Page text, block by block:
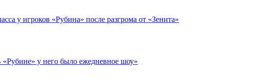
у игроков «Рубина» после разгрома от «Зенита»
у него было ежедневное шоу»